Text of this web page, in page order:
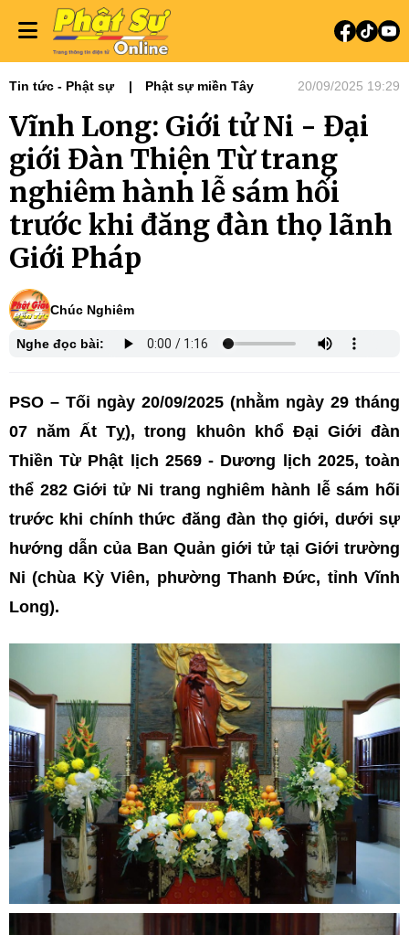
Tin tức - Phật sự Phật sự miền Tây 20/09/2025 19:29
Vĩnh Long: Giới tử Ni - Đại
giới Đàn Thiện Từ trang
nghiêm hành lễ sám hối
trước khi đăng đàn thọ lãnh
Giới Pháp
Chúc Nghiêm
Nghe đọc bài:
PSO – Tối ngày 20/09/2025 (nhằm ngày 29 tháng
07 năm Ất Tỵ), trong khuôn khổ Đại Giới đàn
Thiền Từ Phật lịch 2569 - Dương lịch 2025, toàn
thể 282 Giới tử Ni trang nghiêm hành lễ sám hối
trước khi chính thức đăng đàn thọ giới, dưới sự
hướng dẫn của Ban Quản giới tử tại Giới trường
Ni (chùa Kỳ Viên, phường Thanh Đức, tỉnh Vĩnh
Long).